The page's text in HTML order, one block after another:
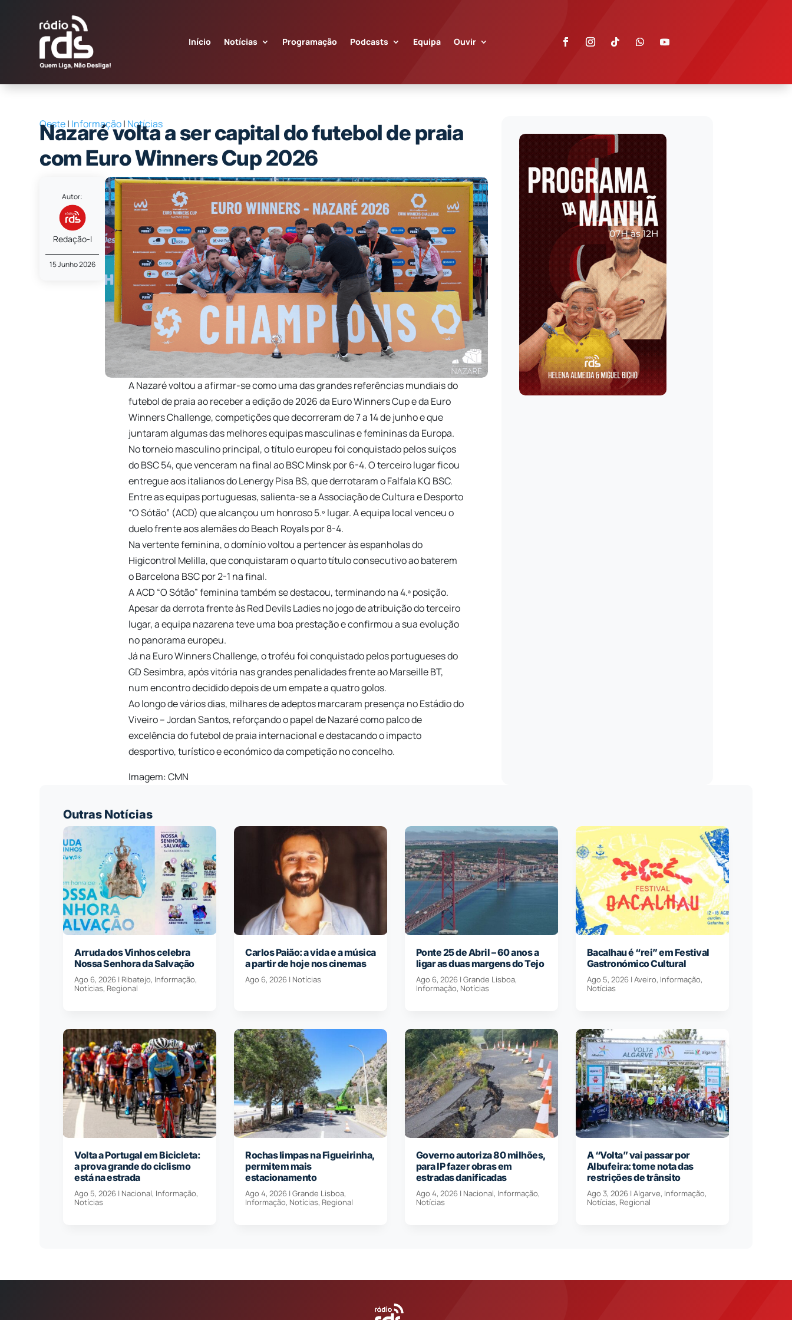
Início Notícias Programação Podcasts Equipa Ouvir
Oeste| Informação| Notícias
Nazaré volta a ser capital do futebol de praia
com Euro Winners Cup 2026
Autor:
Redação-I
15 Junho 2026
A Nazaré voltou a afirmar-se como uma das grandes referências mundiais do
futebol de praia ao receber a edição de 2026 da Euro Winners Cup e da Euro
Winners Challenge, competições que decorreram de 7 a 14 de junho e que
juntaram algumas das melhores equipas masculinas e femininas da Europa.
No torneio masculino principal, o título europeu foi conquistado pelos suíços
do BSC 54, que venceram na final ao BSC Minsk por 6-4. O terceiro lugar ficou
entregue aos italianos do Lenergy Pisa BS, que derrotaram o Falfala KQ BSC.
Entre as equipas portuguesas, salienta-se a Associação de Cultura e Desporto
“O Sótão” (ACD) que alcançou um honroso 5.º lugar. A equipa local venceu o
duelo frente aos alemães do Beach Royals por 8-4.
Na vertente feminina, o domínio voltou a pertencer às espanholas do
Higicontrol Melilla, que conquistaram o quarto título consecutivo ao baterem
o Barcelona BSC por 2-1 na final.
A ACD “O Sótão” feminina também se destacou, terminando na 4.ª posição.
Apesar da derrota frente às Red Devils Ladies no jogo de atribuição do terceiro
lugar, a equipa nazarena teve uma boa prestação e confirmou a sua evolução
no panorama europeu.
Já na Euro Winners Challenge, o troféu foi conquistado pelos portugueses do
GD Sesimbra, após vitória nas grandes penalidades frente ao Marseille BT,
num encontro decidido depois de um empate a quatro golos.
Ao longo de vários dias, milhares de adeptos marcaram presença no Estádio do
Viveiro – Jordan Santos, reforçando o papel de Nazaré como palco de
excelência do futebol de praia internacional e destacando o impacto
desportivo, turístico e económico da competição no concelho.
Imagem: CMN
Outras Notícias
Arruda dos Vinhos celebra
Nossa Senhora da Salvação
Ago 6, 2026 | Ribatejo, Informação,
Notícias, Regional
Carlos Paião: a vida e a música
a partir de hoje nos cinemas
Ago 6, 2026 | Notícias
Ponte 25 de Abril – 60 anos a
ligar as duas margens do Tejo
Ago 6, 2026| Grande Lisboa,
Informação, Notícias
Bacalhau é “rei” em Festival
Gastronómico Cultural
Ago 5, 2026| Aveiro, Informação,
Notícias
Volta a Portugal em Bicicleta:
a prova grande do ciclismo
está na estrada
Ago 5, 2026 | Nacional, Informação,
Notícias
Rochas limpas na Figueirinha,
permitem mais
estacionamento
Ago 4, 2026 |Grande Lisboa,
Informação, Notícias, Regional
Governo autoriza 80 milhões,
para IP fazer obras em
estradas danificadas
Ago 4, 2026| Nacional, Informação,
Notícias
A “Volta” vai passar por
Albufeira: tome nota das
restrições de trânsito
Ago 3, 2026| Algarve, Informação,
Notícias, Regional